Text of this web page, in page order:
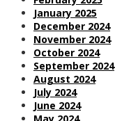
January 2025
December 2024
November 2024
October 2024
September 2024
August 2024
July 2024
June 2024